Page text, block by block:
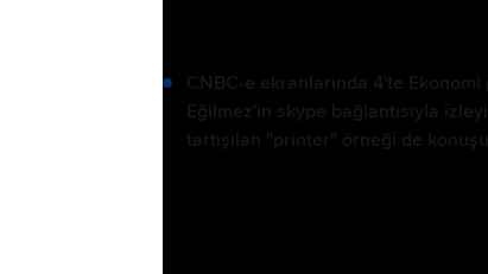
CNBC-e ekranlarında 4'te
Eğilmez'in skype bağlantısıyla